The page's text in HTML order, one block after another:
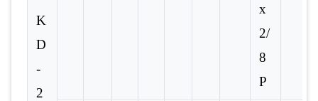
K
D
-
2
x
2/
8
P